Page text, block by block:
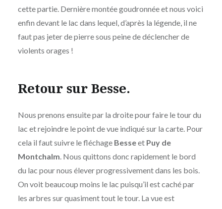
cette partie. Dernière montée goudronnée et nous voici
enfin devant le lac dans lequel, d’après la légende, il ne
faut pas jeter de pierre sous peine de déclencher de
violents orages !
Retour sur Besse.
Nous prenons ensuite par la droite pour faire le tour du
lac et rejoindre le point de vue indiqué sur la carte. Pour
cela il faut suivre le fléchage Besseet Puy de
Montchalm. Nous quittons donc rapidement le bord
du lac pour nous élever progressivement dans les bois.
On voit beaucoup moins le lac puisqu’il est caché par
les arbres sur quasiment tout le tour. La vue est